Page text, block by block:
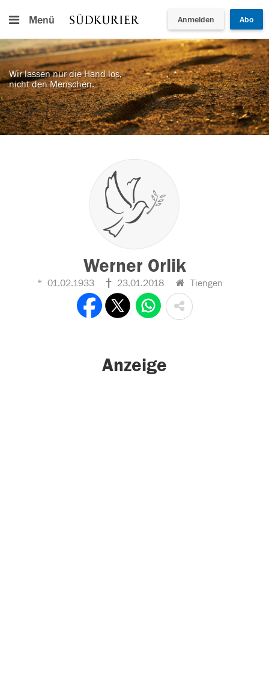
Menü Anmelden Abo
Wir lassen nur die Hand los,
nicht den Menschen.
Werner Orlik
01.02.1933 23.01.2018 Tiengen
Anzeige